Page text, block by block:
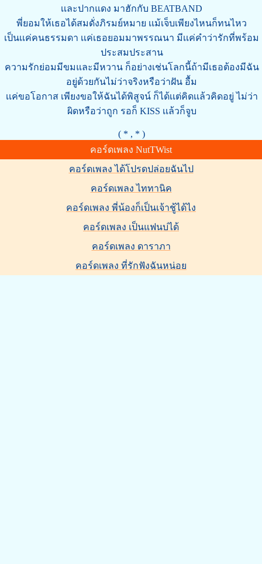
เเละปากแดง มาฮักกับ BEATBAND
พี่ยอมให้เธอได้สมดั่งภิรมย์หมาย เเม้เจ็บเพียงไหนก็ทนไหว
เป็นเเค่คนธรรมดา เเค่เธอยอมมาพรรณนา มีเเค่คำว่ารักที่พร้อม
ประสมประสาน
ความรักย่อมมีขมและมีหวาน ก็อย่างเช่นโลกนี้ถ้ามีเธอต้องมีฉัน
อยู่ด้วยกันไม่ว่าจริงหรือว่าฝัน อื้ม
เเค่ขอโอกาส เพียงขอให้ฉันได้พิสูจน์ ก็ได้เเต่คิดเเล้วคิดอยู่ ไม่ว่า
ผิดหรือว่าถูก รอก็ KISS เเล้วก็จูบ
( * , * )
คอร์ดเพลง NutTWist
คอร์ดเพลง ได้โปรดปล่อยฉันไป
คอร์ดเพลง ไททานิค
คอร์ดเพลง พี่น้องก็เป็นเจ้าชู้ได้ไง
คอร์ดเพลง เป็นแฟนบ่ได้
คอร์ดเพลง ดาราภา
คอร์ดเพลง ที่รักฟังฉันหน่อย